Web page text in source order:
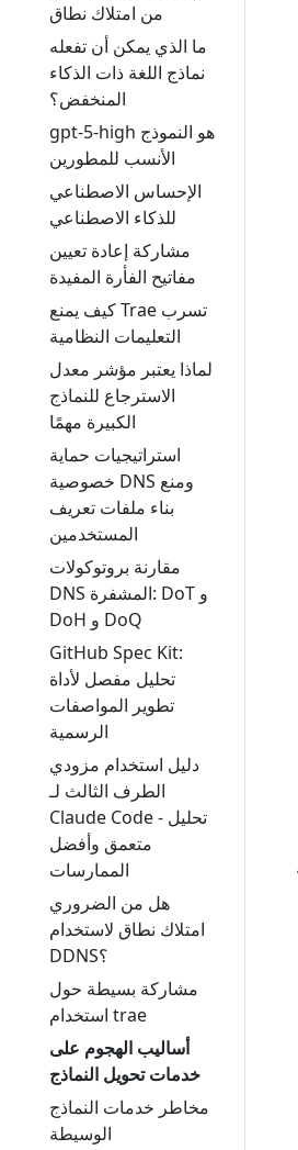
من امتلاك نطاق
ما الذي يمكن أن تفعله
نماذج اللغة ذات الذكاء
المنخفض؟
gpt-5-high هو النموذج
الأنسب للمطورين
الإحساس الاصطناعي
للذكاء الاصطناعي
مشاركة إعادة تعيين
مفاتيح الفأرة المفيدة
كيف يمنع Trae تسرب
التعليمات النظامية
لماذا يعتبر مؤشر معدل
الاسترجاع للنماذج
الكبيرة مهمًا
استراتيجيات حماية
خصوصية DNS ومنع
بناء ملفات تعريف
المستخدمين
مقارنة بروتوكولات
DNS المشفرة: DoT و
DoH و DoQ
GitHub Spec Kit:
تحليل مفصل لأداة
تطوير المواصفات
الرسمية
دليل استخدام مزودي
الطرف الثالث لـ
Claude Code - تحليل
متعمق وأفضل
الممارسات
هل من الضروري
امتلاك نطاق لاستخدام
DDNS؟
مشاركة بسيطة حول
استخدام trae
أساليب الهجوم على
خدمات تحويل النماذج
مخاطر خدمات النماذج
الوسيطة